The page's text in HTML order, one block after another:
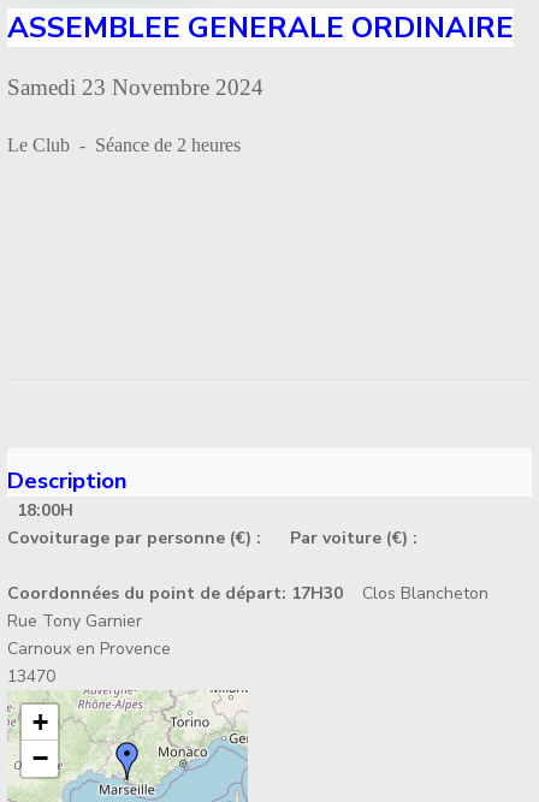
ASSEMBLEE GENERALE ORDINAIRE
Samedi 23 Novembre 2024
Le Club - Séance de 2 heures
Description
18:00H
Covoiturage par personne (€) :
Par voiture (€) :
Coordonnées du point de départ: 17H30 Clos Blancheton
Rue Tony Garnier
Carnoux en Provence
13470
+
−